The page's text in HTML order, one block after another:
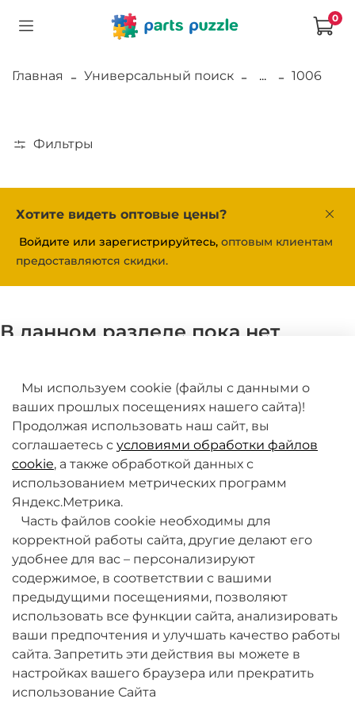
0
Главная Универсальный поиск ... 1006
Фильтры
Хотите видеть оптовые цены?
Войдите или зарегистрируйтесь, оптовым клиентам
предоставляются скидки.
В данном разделе пока нет
О компании
Товары и услуги
+7 (495) 789-38-95
09:00 - 18:00 (будни, по МСК)
Мы используем cookie (файлы с данными о
ваших прошлых посещениях нашего сайта)!
Продолжая использовать наш сайт, вы
соглашаетесь с условиями обработки файлов
cookie, а также обработкой данных с
использованием метрических программ
Яндекс.Метрика.
Часть файлов cookie необходимы для
корректной работы сайта, другие делают его
удобнее для вас – персонализируют
содержимое, в соответствии с вашими
предыдущими посещениями, позволяют
использовать все функции сайта, анализировать
ваши предпочтения и улучшать качество работы
сайта. Запретить эти действия вы можете в
настройках вашего браузера или прекратить
использование Сайта